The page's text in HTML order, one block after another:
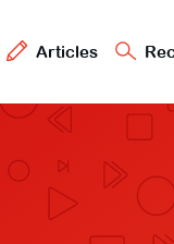
Articles